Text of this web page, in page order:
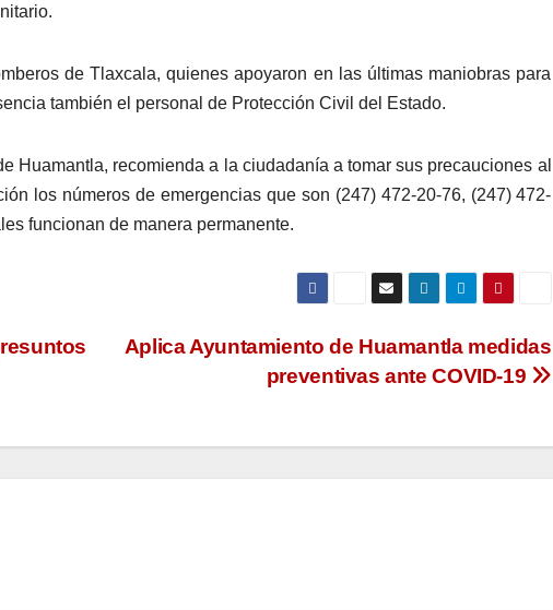
de Tlaxcala, quienes apoyaron en las últimas maniobras para
también el personal de Protección Civil del Estado.
Huamantla, recomienda a la ciudadanía a tomar sus precauciones al
los números de emergencias que son (247) 472-20-76, (247) 472-
funcionan de manera permanente.
Aplica Ayuntamiento de Huamantla medidas
preventivas ante COVID-19